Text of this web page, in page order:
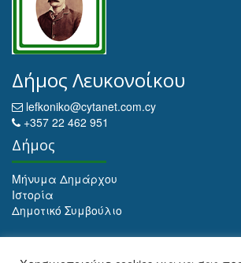
Δήμος Λευκονοίκου
lefkoniko@cytanet.com.cy
+357 22 462 951
Δήμος
Μήνυμα Δημάρχου
Ιστορία
Δημοτικό Συμβούλιο